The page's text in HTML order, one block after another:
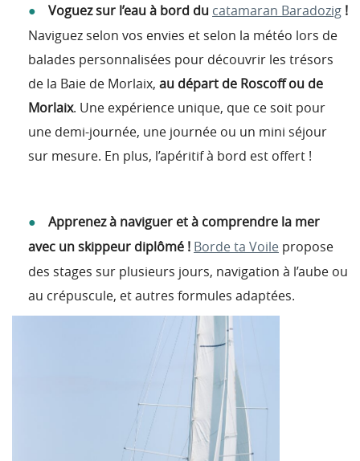
Voguez sur l’eau à bord du catamaran Baradozig !
Naviguez selon vos envies et selon la météo lors de
balades personnalisées pour découvrir les trésors
de la Baie de Morlaix, au départ de Roscoff ou de
Morlaix. Une expérience unique, que ce soit pour
une demi-journée, une journée ou un mini séjour
sur mesure. En plus, l’apéritif à bord est offert !
Apprenez à naviguer et à comprendre la mer
avec un skippeur diplômé ! Borde ta Voile propose
des stages sur plusieurs jours, navigation à l’aube ou
au crépuscule, et autres formules adaptées.